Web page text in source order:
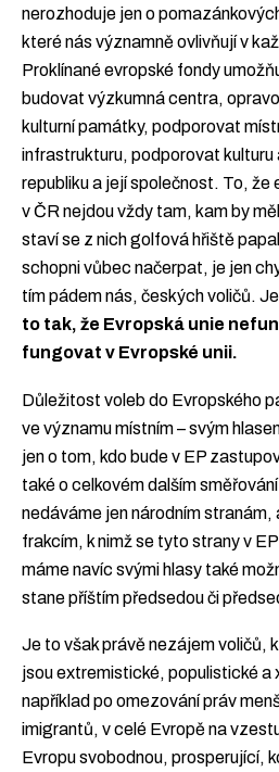
nerozhoduje jen o
které nás významně ovlivňují v
Proklínané evropské fondy
budovat výzkumná centra,
kulturní památky, podporovat
infrastrukturu, podporovat
republiku a její společnost. To,
v ČR nejdou vždy tam, kam by
staví se z nich golfová hřiště
schopni vůbec načerpat, je jen
tím pádem nás, českých voličů.
to tak, že Evropská unie
fungovat v Evropské unii.
Důležitost voleb do Evropského
ve významu místním – svým
jen o tom, kdo bude v EP
také o celkovém dalším
nedáváme jen národním
frakcím, k nimž se tyto strany v
máme navíc svými hlasy také
stane příštím předsedou či
Je to však právě nezájem voličů,
jsou extremistické, populistické a
například po omezování práv
imigrantů, v celé Evropě na
Evropu svobodnou, prosperující,